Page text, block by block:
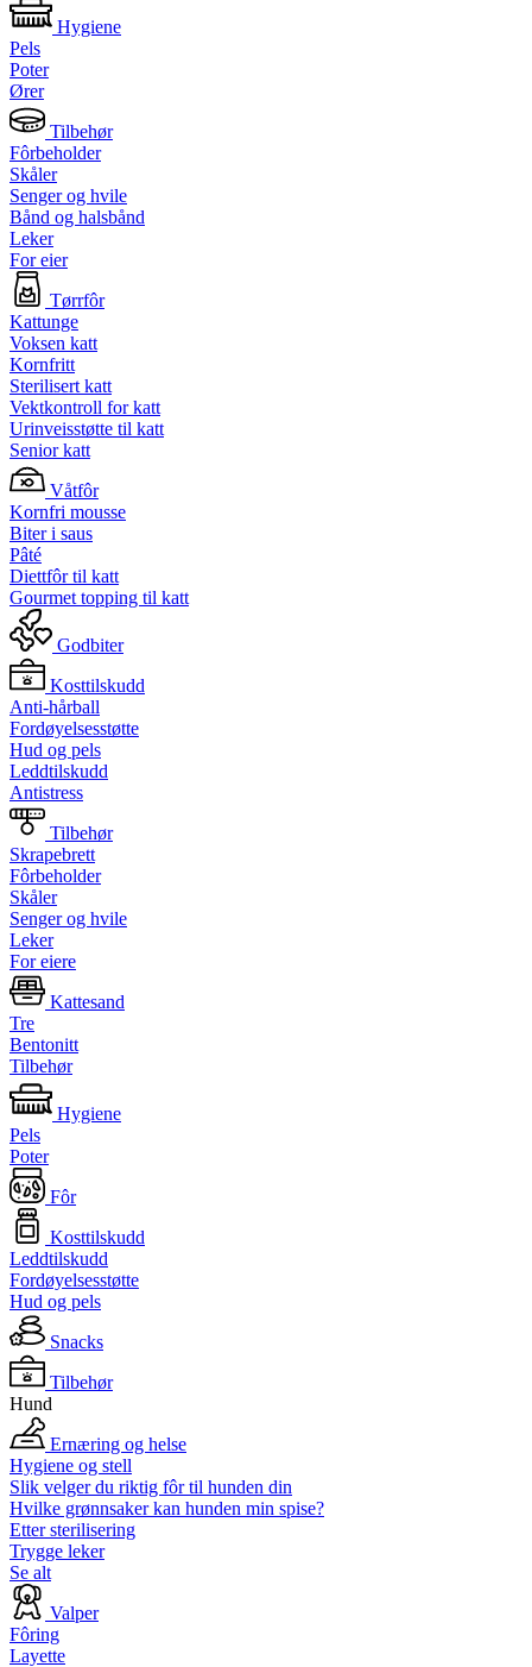
Hygiene
Pels
Poter
Ører
Tilbehør
Fôrbeholder
Skåler
Senger og hvile
Bånd og halsbånd
Leker
For eier
Tørrfôr
Kattunge
Voksen katt
Kornfritt
Sterilisert katt
Vektkontroll for katt
Urinveisstøtte til katt
Senior katt
Våtfôr
Kornfri mousse
Biter i saus
Pâté
Diettfôr til katt
Gourmet topping til katt
Godbiter
Kosttilskudd
Anti-hårball
Fordøyelsesstøtte
Hud og pels
Leddtilskudd
Antistress
Tilbehør
Skrapebrett
Fôrbeholder
Skåler
Senger og hvile
Leker
For eiere
Kattesand
Tre
Bentonitt
Tilbehør
Hygiene
Pels
Poter
Fôr
Kosttilskudd
Leddtilskudd
Fordøyelsesstøtte
Hud og pels
Snacks
Tilbehør
Hund
Ernæring og helse
Hygiene og stell
Slik velger du riktig fôr til hunden din
Hvilke grønnsaker kan hunden min spise?
Etter sterilisering
Trygge leker
Se alt
Valper
Fôring
Layette